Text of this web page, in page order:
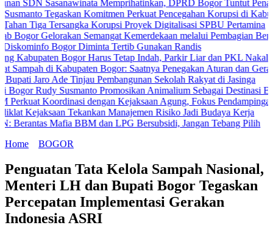
Memprihatinkan, DPRD Bogor Tuntut Penanganan
Tegaskan Komitmen Perkuat Pencegahan Korupsi di Kabupaten
Tersangka Korupsi Proyek Digitalisasi SPBU Pertamina
Semangat Kemerdekaan melalui Pembagian Bendera
Bogor Diminta Tertib Gunakan Randis
Bogor Harus Tetap Indah, Parkir Liar dan PKL Nakal Wajib
di Kabupaten Bogor: Saatnya Penegakan Aturan dan Gerakan
Ade Tinjau Pembangunan Sekolah Rakyat di Jasinga
Susmanto Promosikan Animalium Sebagai Destinasi Edukasi
dengan Kejaksaan Agung, Fokus Pendampingan Hukum
Tekankan Manajemen Risiko Jadi Budaya Kerja
Mafia BBM dan LPG Bersubsidi, Jangan Tebang Pilih
Home
BOGOR
Penguatan Tata Kelola Sampah Nasional,
Menteri LH dan Bupati Bogor Tegaskan
Percepatan Implementasi Gerakan
Indonesia ASRI